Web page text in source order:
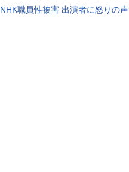
NHK職員性被害 出演者に怒りの声